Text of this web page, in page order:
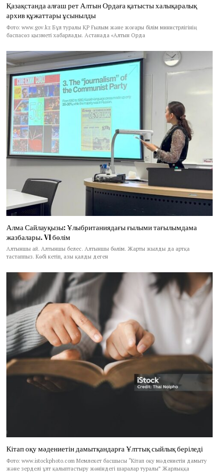
Қазақстанда алғаш рет Алтын Ордаға қатысты халықаралық
архив құжаттары ұсынылды
Фото: www.gov.kz Бұл туралы ҚР Ғылым және жоғары білім министрлігінің
баспасөз қызметі хабарлады. Астанада «Алтын Орда
Алма Сайлауқызы: Ұлыбританиядағы ғылыми тағылымдама
жазбалары. VI бөлім
Алтыншы ай. Алтыншы белес. Алтыншы бөлім. Жарты жылды да артқа
тастаппыз. Көбі кетіп, азы қалды деген
Кітап оқу мәдениетін дамытқандарға Ұлттық сыйлық беріледі
Фото: www.istockphoto.com Мемлекет басшысы “Кітап оқу мәдениетін дамыту
және зерделі ұлт қалыптастыру жөніндегі шаралар туралы” Жарлыққа